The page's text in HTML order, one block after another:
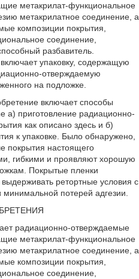
метакрилат-функциональное
метакрилатное соединение, а
композиции покрытия,
соединение,
разбавитель.
упаковку, содержащую
отверждаемую
на подложке.
включает способы
а) приготовление радиационно-
как описано здесь и б)
к упаковке. Было обнаружено,
покрытия настоящего
гибкими и проявляют хорошую
Покрытые пленки
ретортные условия с
потерей адгезии.
радиационно-отверждаемые
метакрилат-функциональное
метакрилатное соединение, а
композиции покрытия,
соединение,